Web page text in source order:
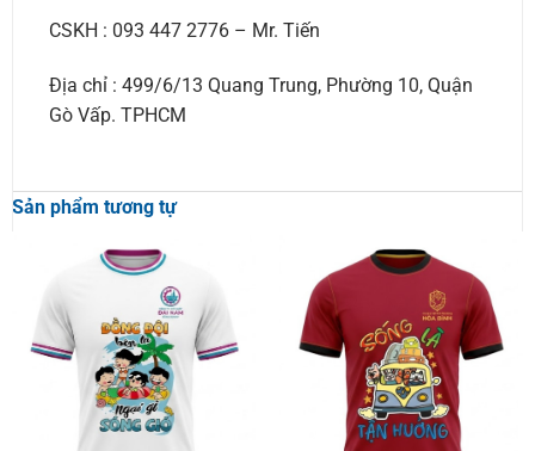
CSKH : 093 447 2776 – Mr. Tiến
Địa chỉ : 499/6/13 Quang Trung, Phường 10, Quận
Gò Vấp. TPHCM
Sản phẩm tương tự